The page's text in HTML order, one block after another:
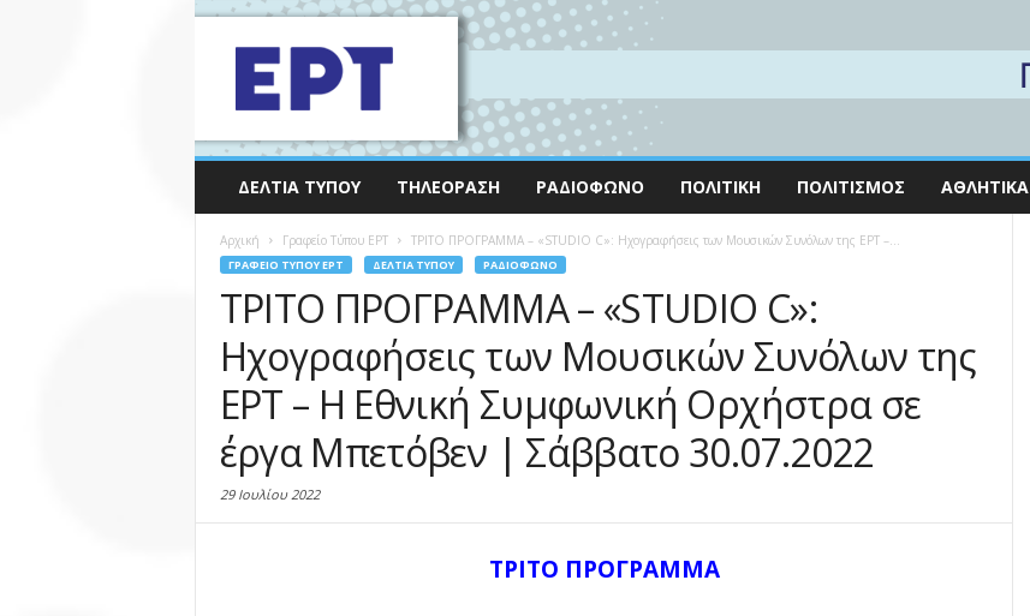
ΔΕΛΤΊΑ ΤΎΠΟΥ ΤΗΛΕΌΡΑΣΗ ΡΑΔΙΌΦΩΝΟ ΠΟΛΙΤΙΚΉ ΠΟΛΙΤΙΣΜΌΣ ΑΘΛΗΤΙΚΆ
Αρχική Γραφείο Τύπου ΕΡΤ ΤΡΙΤΟ ΠΡΟΓΡΑΜΜΑ – «STUDIO C»: Ηχογραφήσεις των Μουσικών Συνόλων της ΕΡΤ –...
ΓΡΑΦΕΊΟ ΤΎΠΟΥ ΕΡΤ ΔΕΛΤΊΑ ΤΎΠΟΥ ΡΑΔΙΌΦΩΝΟ
ΤΡΙΤΟ ΠΡΟΓΡΑΜΜΑ – «STUDIO C»:
Ηχογραφήσεις των Μουσικών Συνόλων της
ΕΡΤ – Η Εθνική Συμφωνική Ορχήστρα σε
έργα Μπετόβεν | Σάββατο 30.07.2022
29 Ιουλίου 2022
ΤΡΙΤΟ ΠΡΟΓΡΑΜΜΑ